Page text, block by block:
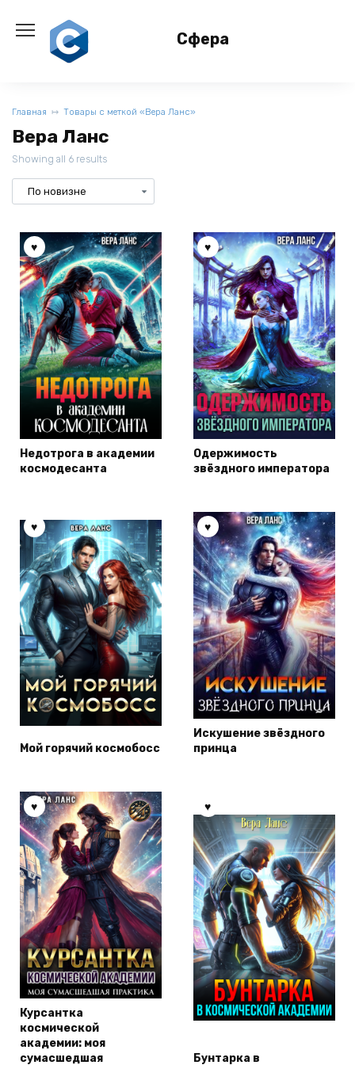
содержанию
Сфера
Главная Товары с меткой «Вера Ланс»
Вера Ланс
Showing all 6 results
Недотрога в академии
космодесанта
Одержимость
звёздного императора
Мой горячий космобосс
Искушение звёздного
принца
Курсантка
космической
академии: моя
сумасшедшая
Бунтарка в